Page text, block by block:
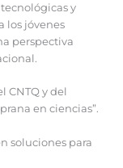
y
los jóvenes
perspectiva
CNTQ y del
en ciencias”.
soluciones para